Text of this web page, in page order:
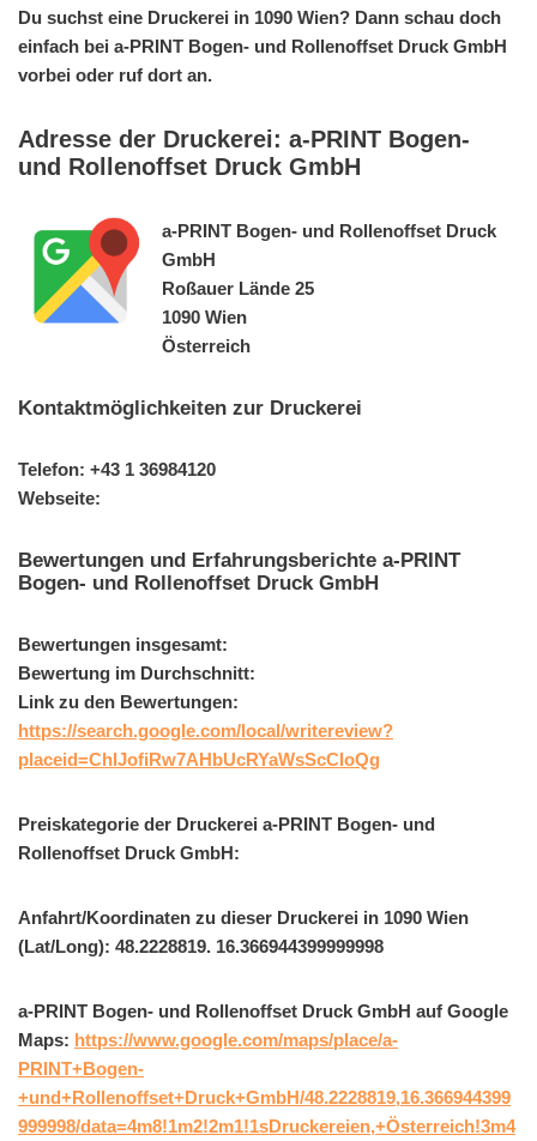
Du suchst eine Druckerei in 1090 Wien? Dann schau doch
einfach bei a-PRINT Bogen- und Rollenoffset Druck GmbH
vorbei oder ruf dort an.
Adresse der Druckerei: a-PRINT Bogen-
und Rollenoffset Druck GmbH
a-PRINT Bogen- und Rollenoffset Druck
GmbH
Roßauer Lände 25
1090 Wien
Österreich
Kontaktmöglichkeiten zur Druckerei
Telefon: +43 1 36984120
Webseite:
Bewertungen und Erfahrungsberichte a-PRINT
Bogen- und Rollenoffset Druck GmbH
Bewertungen insgesamt:
Bewertung im Durchschnitt:
Link zu den Bewertungen:
https://search.google.com/local/writereview?
placeid=ChIJofiRw7AHbUcRYaWsScCIoQg
Preiskategorie der Druckerei a-PRINT Bogen- und
Rollenoffset Druck GmbH:
Anfahrt/Koordinaten zu dieser Druckerei in 1090 Wien
(Lat/Long): 48.2228819. 16.366944399999998
a-PRINT Bogen- und Rollenoffset Druck GmbH auf Google
Maps: https://www.google.com/maps/place/a-
PRINT+Bogen-
+und+Rollenoffset+Druck+GmbH/48.2228819,16.366944399
999998/data=4m8!1m2!2m1!1sDruckereien,+Österreich!3m4